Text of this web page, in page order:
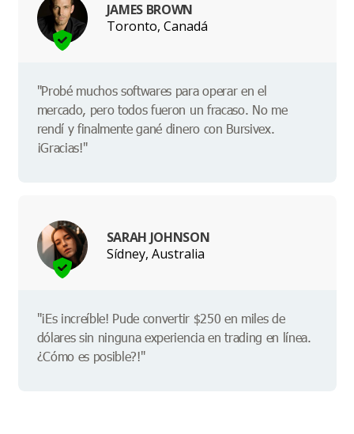
JAMES BROWN
Toronto, Canadá
"Probé muchos softwares para operar en el
mercado, pero todos fueron un fracaso. No me
rendí y finalmente gané dinero con Bursivex.
¡Gracias!"
SARAH JOHNSON
Sídney, Australia
"¡Es increíble! Pude convertir $250 en miles de
dólares sin ninguna experiencia en trading en línea.
¿Cómo es posible?!"